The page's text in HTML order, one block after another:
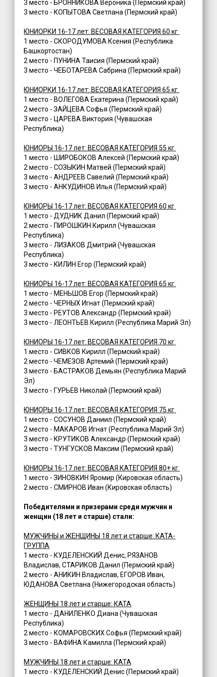
3 место - БРОННИКОВА Вероника (Пермский край)
3 место - КОПЫТОВА Светлана (Пермский край)
ЮНИОРКИ 16-17 лет: ВЕСОВАЯ КАТЕГОРИЯ 60 кг
1 место - СКОРОДУМОВА Ксения (Республика
Башкортостан)
2 место - ПУНИНА Таисия (Пермский край)
3 место - ЧЕБОТАРЕВА Сабрина (Пермский край)
ЮНИОРКИ 16-17 лет: ВЕСОВАЯ КАТЕГОРИЯ 65 кг
1 место - ВОЛЕГОВА Екатерина (Пермский край)
2 место - ЗАЙЦЕВА Софья (Пермский край)
3 место - ЦАРЕВА Виктория (Чувашская
Республика)
ЮНИОРЫ 16-17 лет: ВЕСОВАЯ КАТЕГОРИЯ 55 кг
1 место - ШИРОБОКОВ Алексей (Пермский край)
2 место - СОЗЫКИН Матвей (Пермский край)
3 место - АНДРЕЕВ Савелий (Пермский край)
3 место - АНКУДИНОВ Илья (Пермский край)
ЮНИОРЫ 16-17 лет: ВЕСОВАЯ КАТЕГОРИЯ 60 кг
1 место - ДУДНИК Данил (Пермский край)
2 место - ПИРОШКИН Кирилл (Чувашская
Республика)
3 место - ЛИЗАКОВ Дмитрий (Чувашская
Республика)
3 место - КИЛИН Егор (Пермский край)
ЮНИОРЫ 16-17 лет: ВЕСОВАЯ КАТЕГОРИЯ 65 кг
1 место - МЕНЬШОВ Егор (Пермский край)
2 место - ЧЕРНЫХ Игнат (Пермский край)
3 место - РЕУТОВ Александр (Пермский край)
3 место - ЛЕОНТЬЕВ Кирилл (Республика Марий Эл)
ЮНИОРЫ 16-17 лет: ВЕСОВАЯ КАТЕГОРИЯ 70 кг
1 место - СИВКОВ Кирилл (Пермский край)
2 место - ЧЕМЕЗОВ Артемий (Пермский край)
3 место - БАСТРАКОВ Демьян (Республика Марий
Эл)
3 место - ГУРЬЕВ Николай (Пермский край)
ЮНИОРЫ 16-17 лет: ВЕСОВАЯ КАТЕГОРИЯ 75 кг
1 место - СОСУНОВ Даниил (Пермский край)
2 место - МАКАРОВ Игнат (Республика Марий Эл)
3 место - КРУТИКОВ Александр (Пермский край)
3 место - ТУНГУСКОВ Максим (Пермский край)
ЮНИОРЫ 16-17 лет: ВЕСОВАЯ КАТЕГОРИЯ 80+ кг
1 место - ЗИНОВКИН Яромир (Кировская область)
2 место - СМИРНОВ Иван (Кировская область)
Победителями и призерами среди мужчин и
женщин (18 лет и старше) стали:
МУЖЧИНЫ и ЖЕНЩИНЫ 18 лет и старше: КАТА-
ГРУППА
1 место - КУДЕЛЕНСКИЙ Денис, РЯЗАНОВ
Владислав, СТАРИКОВ Данил (Пермский край)
2 место - АНИКИН Владислав, ЕГОРОВ Иван,
ЮДАНОВА Светлана (Нижегородская область)
ЖЕНЩИНЫ 18 лет и старше: КАТА
1 место - ДАНИЛЕНКО Диана (Чувашская
Республика)
2 место - КОМАРОВСКИХ Софья (Пермский край)
3 место - ВАФИНА Камилла (Пермский край)
МУЖЧИНЫ 18 лет и старше: КАТА
1 место - КУДЕЛЕНСКИЙ Денис (Пермский край)